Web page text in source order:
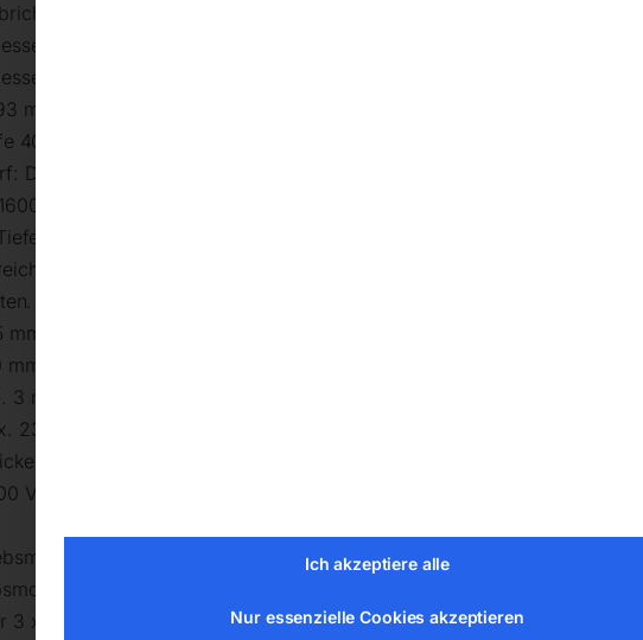
4 mm
4 x 120 mm
Sägeblattschutz 60 mm
mm
4002 mm
Die Maße berücksichtigen maximale Verfahrwege oder Nutzlängen.
mm
1600 mm
Die angegebenen Maße bitte mit dem Platzbedarf addieren, um
mm
230 mm
4 mm
V
S6
40%
3 x 5,0 kW
Ich akzeptiere alle
Nur essenzielle Cookies akzeptieren